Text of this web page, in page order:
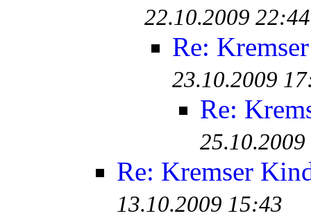
22.10.2009 22:44
Re:
23.10.2009
Re:
Re: Kremser
13.10.2009 15:43